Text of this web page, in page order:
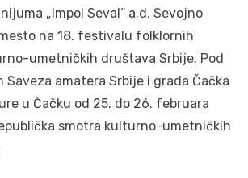
„Impol Seval“ a.d. Sevojno
na 18. festivalu folklornih
umetničkih društava Srbije. Pod
amatera Srbije i grada Čačka
u Čačku od 25. do 26. februara
smotra kulturno-umetničkih